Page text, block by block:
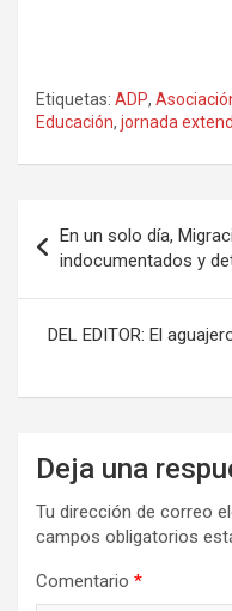
Etiquetas: ADP,
Educación, jornada
de
entradas
En un solo día,
indocumentados y
DEL EDITOR: El
Deja una
Tu dirección de correo
campos obligatorios
Comentario *